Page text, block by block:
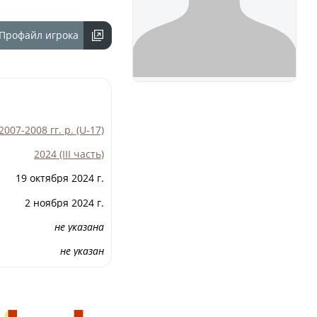
чемпионата по футболу
комитет
комитет
Профайл игрока
2008 гг. р. (U-17)
2024 (III часть)
19 октября 2024 г.
2 ноября 2024 г.
не указана
не указан